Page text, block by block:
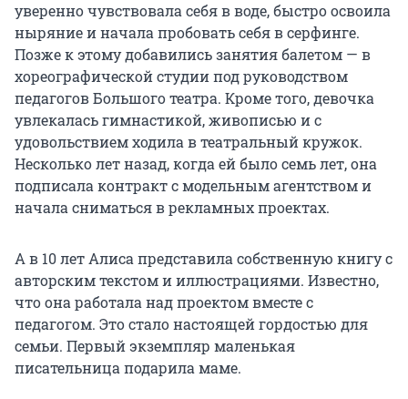
уверенно чувствовала себя в воде, быстро освоила
ныряние и начала пробовать себя в серфинге.
Позже к этому добавились занятия балетом — в
хореографической студии под руководством
педагогов Большого театра. Кроме того, девочка
увлекалась гимнастикой, живописью и с
удовольствием ходила в театральный кружок.
Несколько лет назад, когда ей было семь лет, она
подписала контракт с модельным агентством и
начала сниматься в рекламных проектах.
А в 10 лет Алиса представила собственную книгу с
авторским текстом и иллюстрациями. Известно,
что она работала над проектом вместе с
педагогом. Это стало настоящей гордостью для
семьи. Первый экземпляр маленькая
писательница подарила маме.